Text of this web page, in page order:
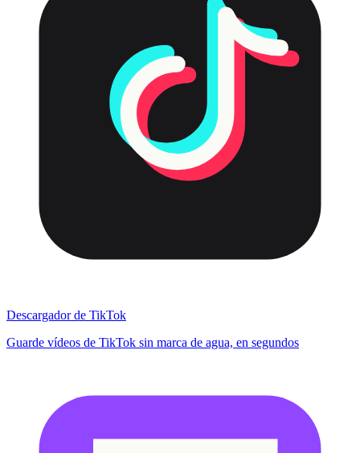
Descargador de TikTok
Guarde vídeos de TikTok sin marca de agua, en segundos